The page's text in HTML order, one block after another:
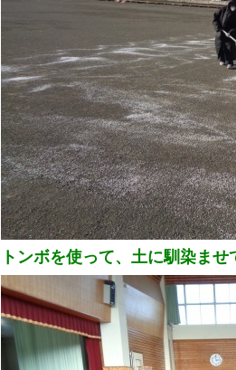
トンボを使って、土に馴染ま